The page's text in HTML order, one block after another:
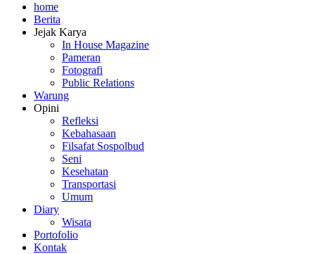
home
Berita
Jejak Karya
In House Magazine
Pameran
Fotografi
Public Relations
Warung
Opini
Refleksi
Kebahasaan
Filsafat Sospolbud
Seni
Kesehatan
Transportasi
Umum
Diary
Wisata
Portofolio
Kontak